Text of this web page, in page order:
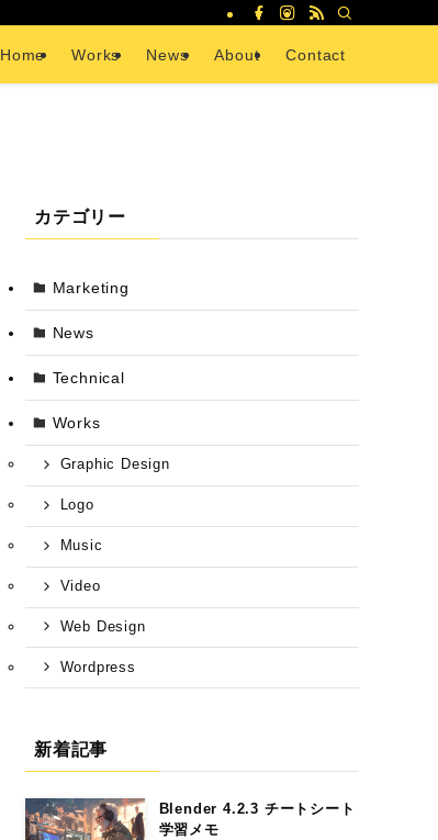
Home Works News About Contact
カテゴリー
Marketing
News
Technical
Works
Graphic Design
Logo
Music
Video
Web Design
Wordpress
新着記事
Blender 4.2.3 チートシート
学習メモ